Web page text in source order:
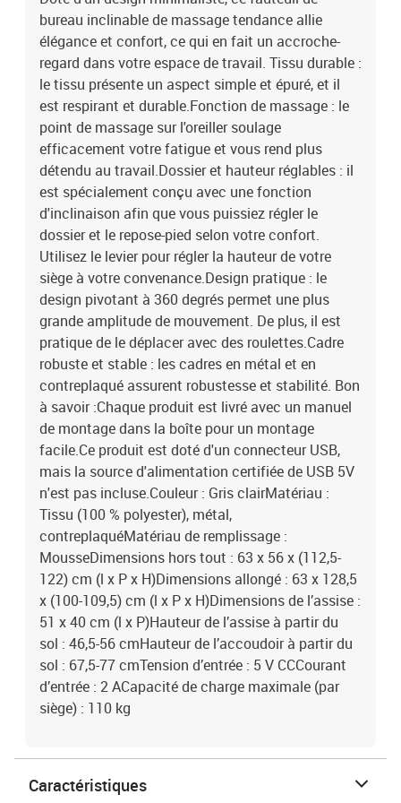
bureau inclinable de massage tendance allie
élégance et confort, ce qui en fait un accroche-
regard dans votre espace de travail. Tissu durable :
le tissu présente un aspect simple et épuré, et il
est respirant et durable.Fonction de massage : le
point de massage sur l'oreiller soulage
efficacement votre fatigue et vous rend plus
détendu au travail.Dossier et hauteur réglables : il
est spécialement conçu avec une fonction
d'inclinaison afin que vous puissiez régler le
dossier et le repose-pied selon votre confort.
Utilisez le levier pour régler la hauteur de votre
siège à votre convenance.Design pratique : le
design pivotant à 360 degrés permet une plus
grande amplitude de mouvement. De plus, il est
pratique de le déplacer avec des roulettes.Cadre
robuste et stable : les cadres en métal et en
contreplaqué assurent robustesse et stabilité. Bon
à savoir :Chaque produit est livré avec un manuel
de montage dans la boîte pour un montage
facile.Ce produit est doté d'un connecteur USB,
mais la source d'alimentation certifiée de USB 5V
n'est pas incluse.Couleur : Gris clairMatériau :
Tissu (100 % polyester), métal,
contreplaquéMatériau de remplissage :
MousseDimensions hors tout : 63 x 56 x (112,5-
122) cm (l x P x H)Dimensions allongé : 63 x 128,5
x (100-109,5) cm (l x P x H)Dimensions de l’assise :
51 x 40 cm (l x P)Hauteur de l’assise à partir du
sol : 46,5-56 cmHauteur de l’accoudoir à partir du
sol : 67,5-77 cmTension d’entrée : 5 V CCCourant
d’entrée : 2 ACapacité de charge maximale (par
siège) : 110 kg
Caractéristiques